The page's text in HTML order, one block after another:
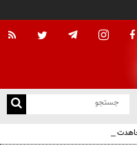
رسانه‌های انقلابی است